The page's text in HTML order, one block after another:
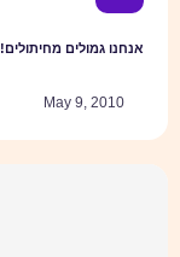
אנחנו גמולים מחיתולים!
May 9, 2010